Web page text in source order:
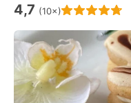
Hodnocení receptu je
4,7 (10×)